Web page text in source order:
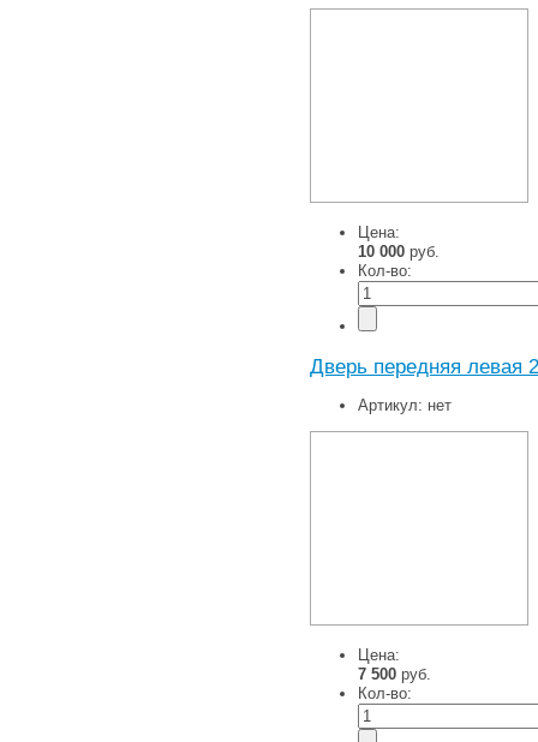
Цена:
10 000 руб.
Кол-во:
Дверь передняя левая
Артикул: нет
Цена:
7 500 руб.
Кол-во: